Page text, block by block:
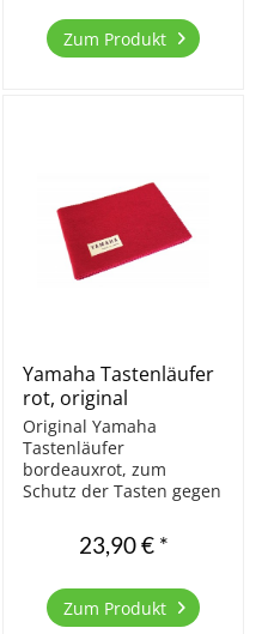
vergilben.Zum Produkt
Yamaha Tastenläufer
rot, original
Original Yamaha
Tastenläufer
bordeauxrot, zum
Schutz der Tasten gegen
Acryltastenbeläge zu
empfehlen. Für
geeignet, da die Tasten
ohne Licht schneller
23,90 € *
Zum Produkt